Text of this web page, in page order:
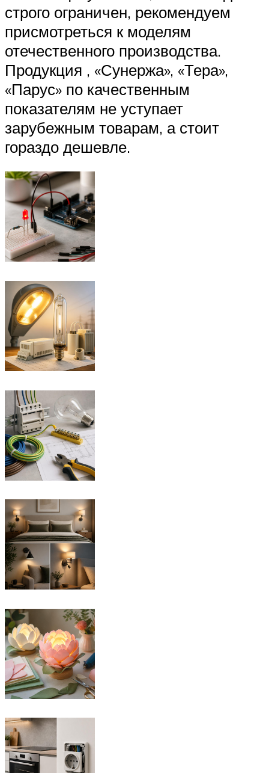
строго ограничен, рекомендуем
присмотреться к моделям
отечественного производства.
Продукция , «Сунержа», «Тера»,
«Парус» по качественным
показателям не уступает
зарубежным товарам, а стоит
гораздо дешевле.